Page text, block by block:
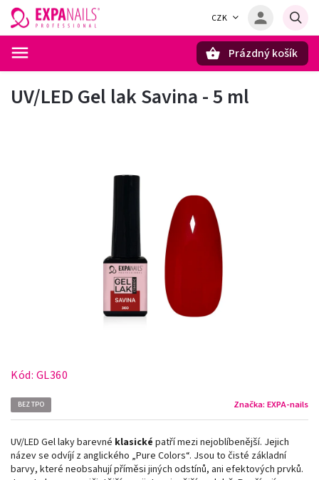
CZK
Prázdný košík
UV/LED Gel lak Savina - 5 ml
Kód: GL360
BEZ TPO Značka: EXPA-nails
UV/LED Gel laky barevné klasické patří mezi nejoblíbenější. Jejich
název se odvíjí z anglického „Pure Colors“. Jsou to čisté základní
barvy, které neobsahují příměsi jiných odstínů, ani efektových prvků.